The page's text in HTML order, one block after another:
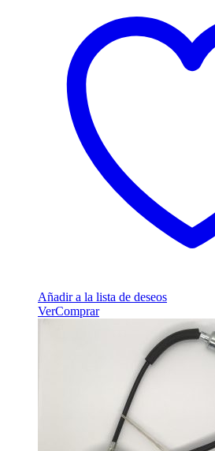
Añadir a la lista de deseos
VerComprar